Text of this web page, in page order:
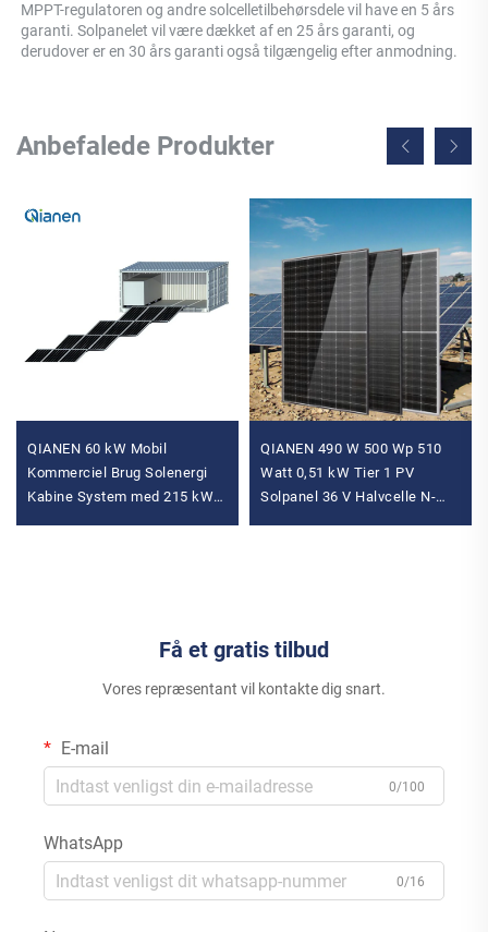
MPPT-regulatoren og andre solcelletilbehørsdele vil have en 5 års
garanti. Solpanelet vil være dækket af en 25 års garanti, og
derudover er en 30 års garanti også tilgængelig efter anmodning.
Anbefalede Produkter
QIANEN 60 kW Mobil
Kommerciel Brug Solenergi
Kabine System med 215 kWh
QIANEN 490 W 500 Wp 510
Watt 0,51 kW Tier 1 PV
Solpanel 36 V Halvcelle N-
Få et gratis tilbud
Vores repræsentant vil kontakte dig snart.
E-mail
0/100
WhatsApp
0/16